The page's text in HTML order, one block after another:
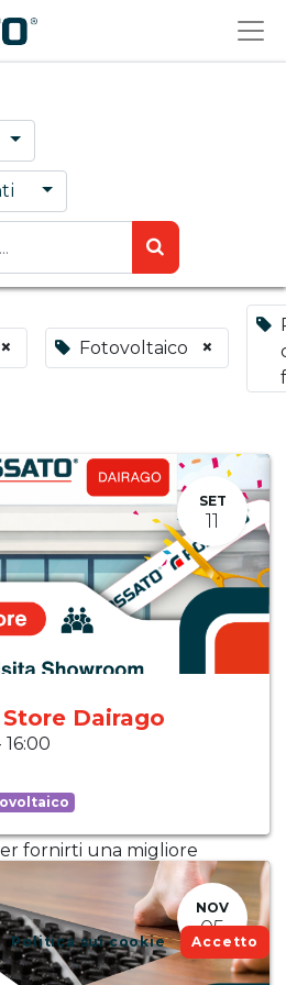
× Fotovoltaico ×
SET
11
Dairago
16:00
NOV
05
fornirti una migliore
Politica sui cookie Accetto